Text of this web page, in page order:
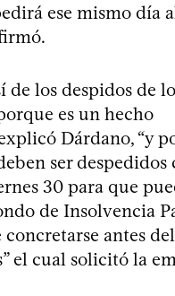
ese mismo día
de los despidos de
es un hecho
Dárdano, “y
ser despedidos
30 para que
de Insolvencia
antes
el cual solicitó la